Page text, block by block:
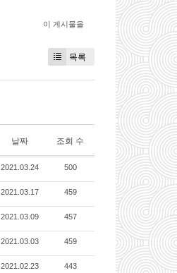
이 게시물을
목록
날짜 조회 수
2021.03.24 500
2021.03.17 459
2021.03.09 457
2021.03.03 459
2021.02.23 443